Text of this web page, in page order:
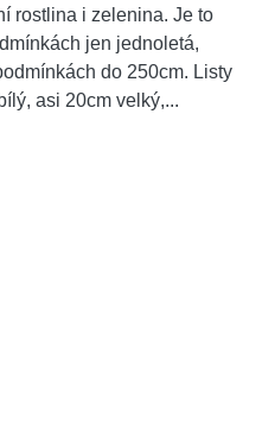
rostlina i zelenina. Je to
jen jednoletá,
do 250cm. Listy
asi 20cm velký,...